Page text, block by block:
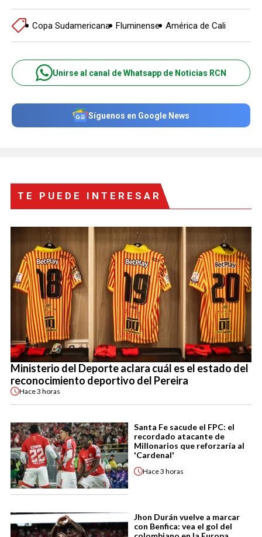
Copa Sudamericana Fluminense América de Cali
Unirse al canal de Whatsapp de Noticias RCN
Síguenos en Google News
TE PUEDE INTERESAR
Ministerio del Deporte aclara cuál es el estado del
reconocimiento deportivo del Pereira
Hace3 horas
Santa Fe sacude el FPC: el
recordado atacante de
Millonarios que reforzaría al
'Cardenal'
Hace3 horas
Jhon Durán vuelve a marcar
con Benfica: vea el gol del